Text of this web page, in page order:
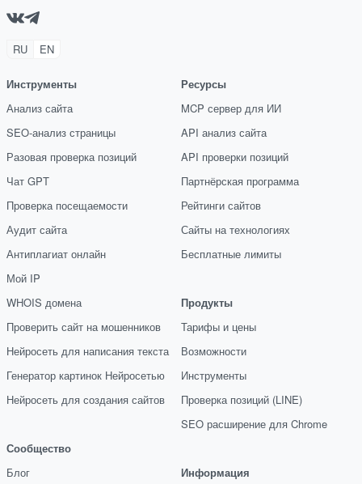
RU EN
Инструменты
Анализ сайта
SEO-анализ страницы
Разовая проверка позиций
Чат GPT
Проверка посещаемости
Аудит сайта
Антиплагиат онлайн
Мой IP
WHOIS домена
Проверить сайт на мошенников
Нейросеть для написания текста
Генератор картинок Нейросетью
Нейросеть для создания сайтов
Сообщество
Блог
Ресурсы
MCP сервер для ИИ
API анализ сайта
API проверки позиций
Партнёрская программа
Рейтинги сайтов
Сайты на технологиях
Бесплатные лимиты
Продукты
Тарифы и цены
Возможности
Инструменты
Проверка позиций (LINE)
SEO расширение для Chrome
Информация